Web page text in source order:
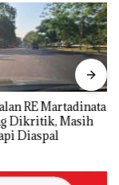
RE Martadinata
Dikritik, Masih
Diaspal